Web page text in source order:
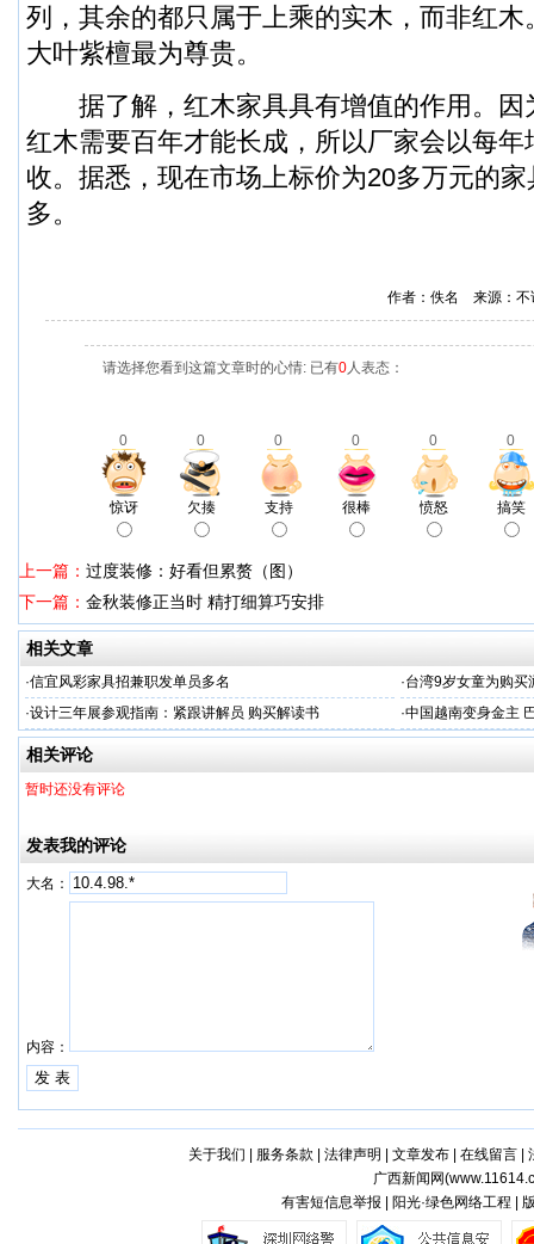
列，其余的都只属于上乘的实木，而非红
大叶紫檀最为尊贵。
据了解，红木家具具有增值的作用。因
红木需要百年才能长成，所以厂家会以每
收。据悉，现在市场上标价为20多万元的
多。
作者：佚名 来源：
请选择您看到这篇文章时的心情: 已有0人表态：
0 0 0 0 0 0
惊讶 欠揍 支持 很棒 愤怒 搞笑
上一篇： 过度装修：好看但累赘（图）
下一篇： 金秋装修正当时 精打细算巧安排
相关文章
·信宜风彩家具招兼职发单员多名 ·台湾9岁女童为购买
·设计三年展参观指南：紧跟讲解员 购买解读书 ·中国越南变身金主
相关评论
暂时还没有评论
发表我的评论
大名：
内容：
关于我们 服务条款 法律声明 文章发布| 在线留言|
广西新闻网(
有害短信息举报 | 阳光·绿色网络工程 |